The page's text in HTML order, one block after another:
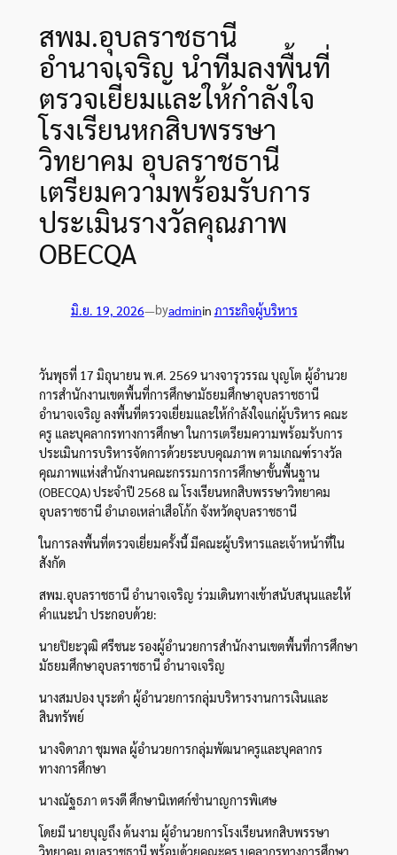
สพม.อุบลราชธานี
อำนาจเจริญ นำทีมลงพื้นที่
ตรวจเยี่ยมและให้กำลังใจ
โรงเรียนหกสิบพรรษา
วิทยาคม อุบลราชธานี
เตรียมความพร้อมรับการ
ประเมินรางวัลคุณภาพ
OBECQA
มิ.ย. 19, 2026—byadminin ภาระกิจผู้บริหาร
​วันพุธที่ 17 มิถุนายน พ.ศ. 2569 นางจารุวรรณ บุญโต ผู้อำนวย
การสำนักงานเขตพื้นที่การศึกษามัธยมศึกษาอุบลราชธานี
อำนาจเจริญ ลงพื้นที่ตรวจเยี่ยมและให้กำลังใจแก่ผู้บริหาร คณะ
ครู และบุคลากรทางการศึกษา ในการเตรียมความพร้อมรับการ
ประเมินการบริหารจัดการด้วยระบบคุณภาพ ตามเกณฑ์รางวัล
คุณภาพแห่งสำนักงานคณะกรรมการการศึกษาขั้นพื้นฐาน
(OBECQA) ประจำปี 2568 ณ โรงเรียนหกสิบพรรษาวิทยาคม
อุบลราชธานี อำเภอเหล่าเสือโก้ก จังหวัดอุบลราชธานี
​ในการลงพื้นที่ตรวจเยี่ยมครั้งนี้ มีคณะผู้บริหารและเจ้าหน้าที่ใน
สังกัด
สพม.อุบลราชธานี อำนาจเจริญ ร่วมเดินทางเข้าสนับสนุนและให้
คำแนะนำ ประกอบด้วย:
​นายปิยะวุฒิ ศรีชนะ รองผู้อำนวยการสำนักงานเขตพื้นที่การศึกษา
มัธยมศึกษาอุบลราชธานี อำนาจเจริญ
​นางสมปอง บุระดำ ผู้อำนวยการกลุ่มบริหารงานการเงินและ
สินทรัพย์
​นางจิดาภา ชุมพล ผู้อำนวยการกลุ่มพัฒนาครูและบุคลากร
ทางการศึกษา
​นางณัฐธภา ตรงดี ศึกษานิเทศก์ชำนาญการพิเศษ
​โดยมี นายบุญถึง ต้นงาม ผู้อำนวยการโรงเรียนหกสิบพรรษา
วิทยาคม อุบลราชธานี พร้อมด้วยคณะครู บุคลากรทางการศึกษา